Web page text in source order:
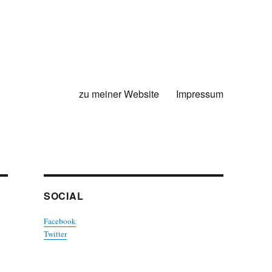
zu meiner Website Impressum
SOCIAL
Facebook
Twitter